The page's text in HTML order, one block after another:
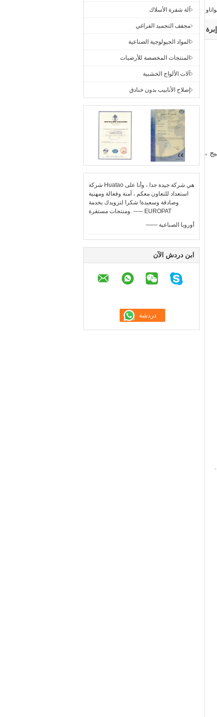
آلة شفرة الأسلاك
مجفف التجميد الفراغي
المواد الجيولوجية الصناعية
المنتجات المخصصة للأرضيات
آلات الألواح الخشبية
إصلاح الأنابيب بدون خنادق
شركة Huatao هي شركة جيدة جدا ، وأنا على
استعداد للتعاون معكم ، آمنة وفعالة ومهنية
وصادقة وسعيدة! شكرا لتزويدك بخدمة
ومنتجات مستقرة. ----- EUROPAT
—— أوروبا الصناعية
ابن دردش الآن
النسيج ،